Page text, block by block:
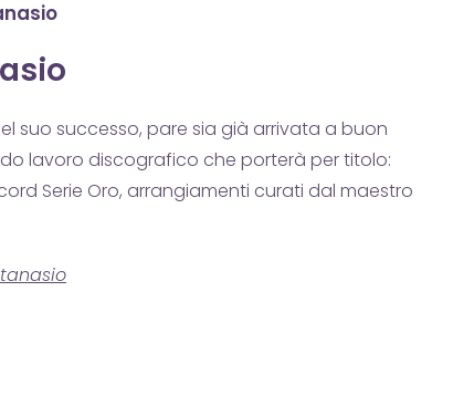
suo successo, pare sia già arrivata a buon
lavoro discografico che porterà per titolo:
Serie Oro, arrangiamenti curati dal maestro